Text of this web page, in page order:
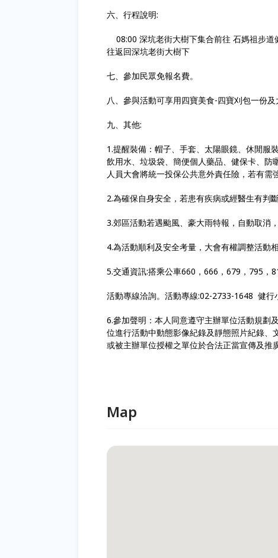
六、行程說明:
08:00 深坑老街大樹下集合前往 石媽祖步道
往返回深坑老街大樹下
七、參加民眾免報名費。
八、參與活動可享用四寶美食-四寶刈包一份
九、其他:
1.提醒裝備：帽子、手套、太陽眼鏡、休閒服
飲用水、垃圾袋、簡便個人藥品、健保卡、
人員大會將統一投保公共意外責任險，若有需
2.為確保自身安全，若患有疾病或經醫生有判
3.郊區活動若遇颱風、豪大雨特報，自動取消
4.為活動順利及安全考量，大會有權調整活動
5.交通資訊:搭乘公車660，666，679，795，
活動專線洽詢。活動專線:02-2733-1648 健行
6.參加聲明：本人同意遵守主辦單位活動規劃
位進行活動中動態影像紀錄及靜態照片紀錄
或被主辦單位授權之單位於合法正當宣傳及推
Map